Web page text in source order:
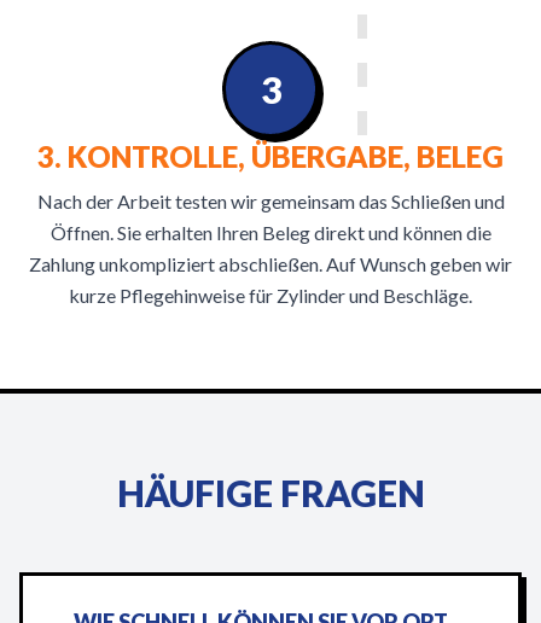
3. KONTROLLE, ÜBERGABE, BELEG
Nach der Arbeit testen wir gemeinsam das Schließen und
Öffnen. Sie erhalten Ihren Beleg direkt und können die
Zahlung unkompliziert abschließen. Auf Wunsch geben wir
kurze Pflegehinweise für Zylinder und Beschläge.
3
HÄUFIGE FRAGEN